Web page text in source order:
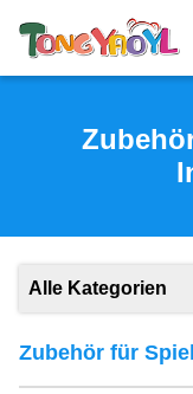
Alle Kategorien
Zubehör für